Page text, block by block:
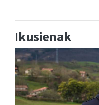
Ikusienak